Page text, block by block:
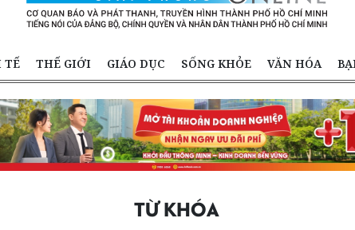
TẾ THẾ GIỚI GIÁO DỤC SỐNG KHỎE VĂN HÓA
TỪ KHÓA